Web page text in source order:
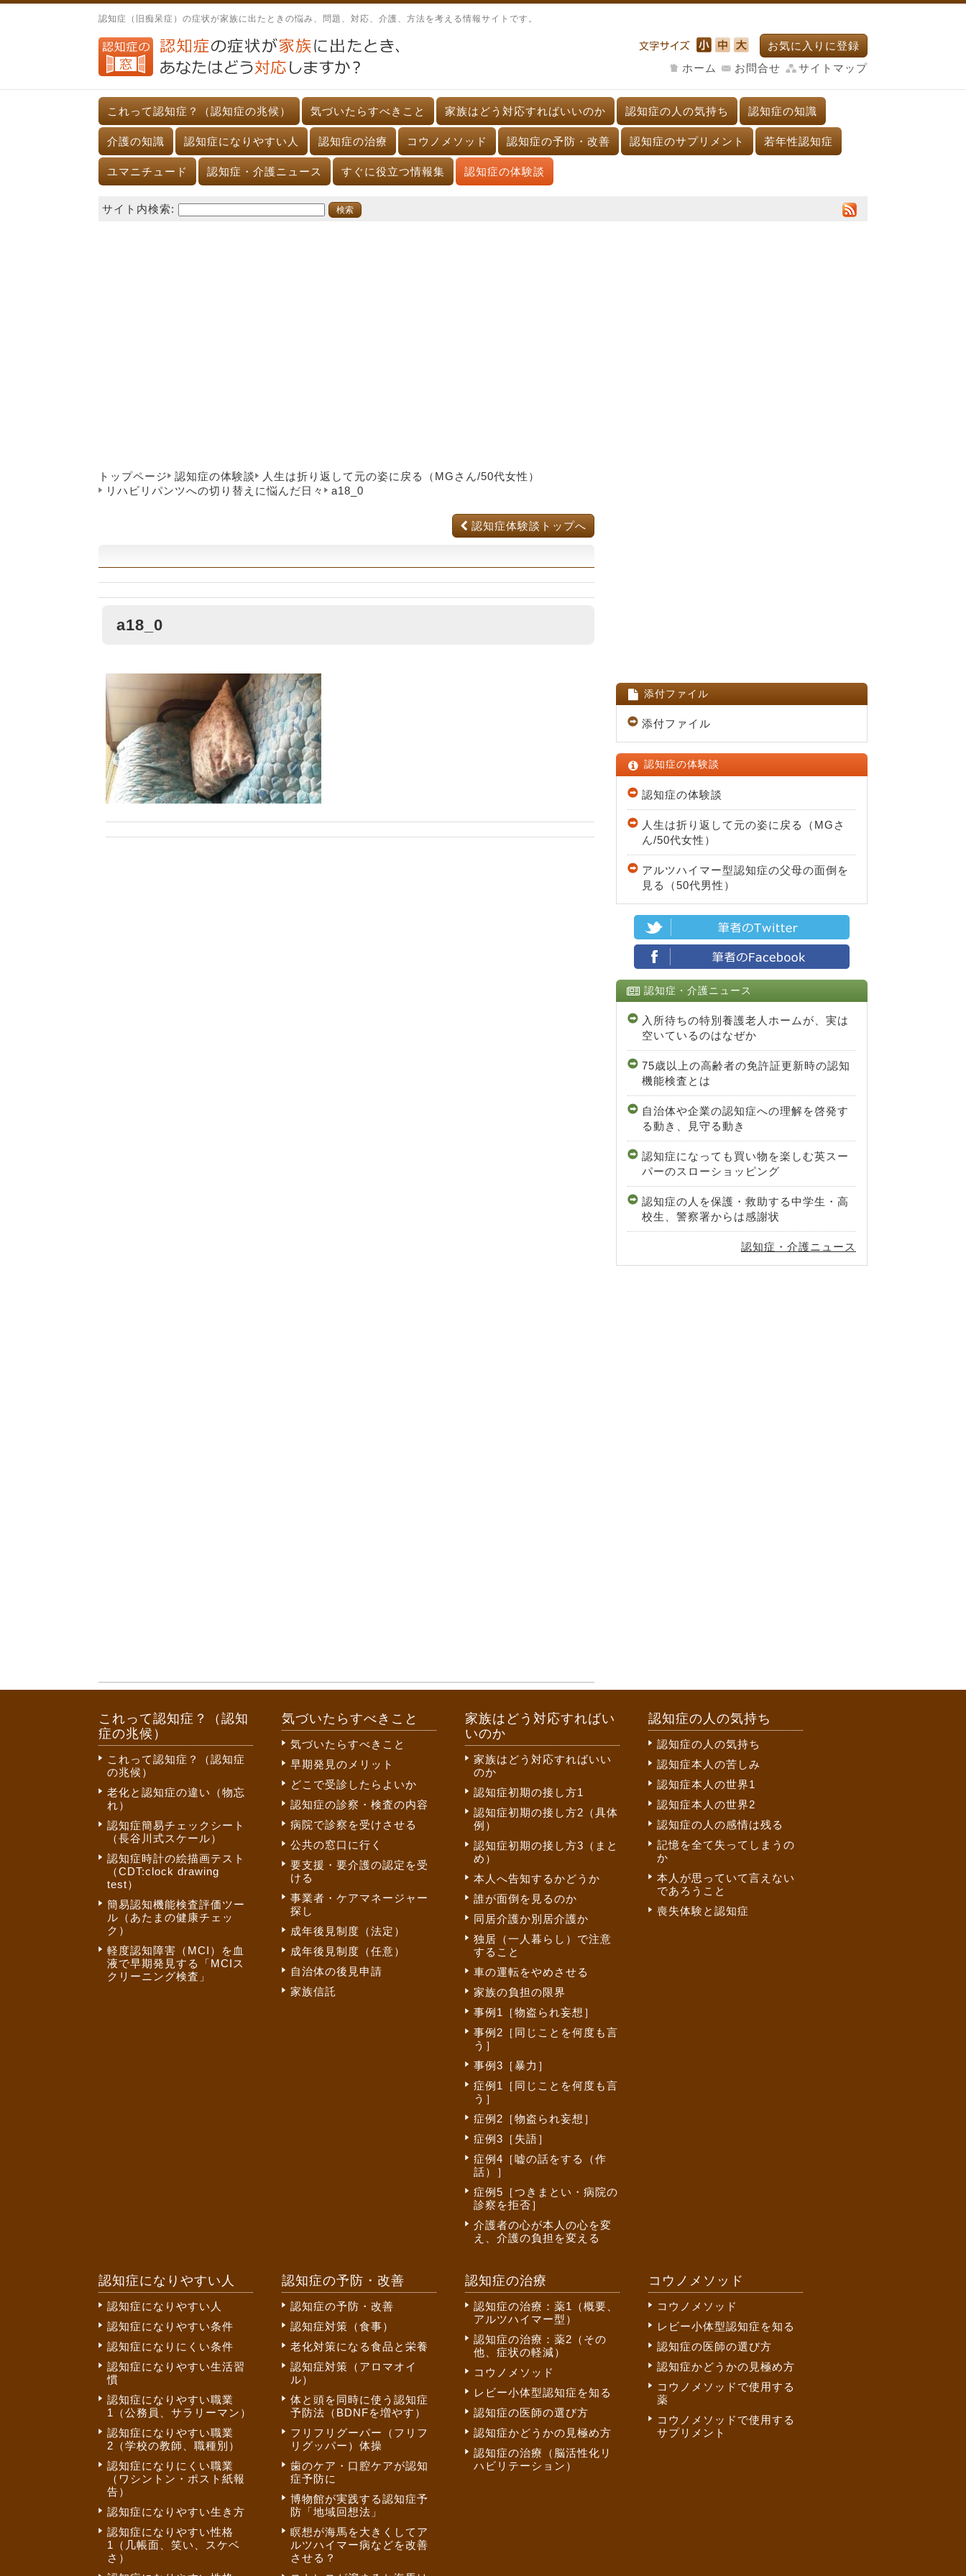
認知症（旧痴呆症）の症状が家族に出たときの悩み、問題、対応、介護、方法を考える情報サイトです。
お気に入りに登録
ホーム
お問合せ サイトマップ
これって認知症？（認知症の兆候） 気づいたらすべきこと 家族はどう対応すればいいのか 認知症の人の気持ち 認知症の知識
介護の知識 認知症になりやすい人 認知症の治療 コウノメソッド 認知症の予防・改善 認知症のサプリメント 若年性認知症
ユマニチュード 認知症・介護ニュース すぐに役立つ情報集 認知症の体験談
サイト内検索:
トップページ 認知症の体験談
人生は折り返して元の姿に戻る（MGさん/50代女性）
リハビリパンツへの切り替えに悩んだ日々
a18_0
認知症体験談トップへ
a18_0
添付ファイル
添付ファイル
認知症の体験談
認知症の体験談
人生は折り返して元の姿に戻る（MGさ
ん/50代女性）
アルツハイマー型認知症の父母の面倒を
見る（50代男性）
認知症・介護ニュース
入所待ちの特別養護老人ホームが、実は
空いているのはなぜか
75歳以上の高齢者の免許証更新時の認知
機能検査とは
自治体や企業の認知症への理解を啓発す
る動き、見守る動き
認知症になっても買い物を楽しむ英スー
パーのスローショッピング
認知症の人を保護・救助する中学生・高
校生、警察署からは感謝状
認知症・介護ニュース
これって認知症？（認知
症の兆候）
これって認知症？（認知症
の兆候）
老化と認知症の違い（物忘
れ）
認知症簡易チェックシート
（長谷川式スケール）
認知症時計の絵描画テスト
（CDT:clock drawing
test）
簡易認知機能検査評価ツー
ル（あたまの健康チェッ
ク）
軽度認知障害（MCI）を血
液で早期発見する「MCIス
クリーニング検査」
気づいたらすべきこと
気づいたらすべきこと
早期発見のメリット
どこで受診したらよいか
認知症の診察・検査の内容
病院で診察を受けさせる
公共の窓口に行く
要支援・要介護の認定を受
ける
事業者・ケアマネージャー
探し
成年後見制度（法定）
成年後見制度（任意）
自治体の後見申請
家族信託
家族はどう対応すればい
いのか
家族はどう対応すればいい
のか
認知症初期の接し方1
認知症初期の接し方2（具体
例）
認知症初期の接し方3（まと
め）
本人へ告知するかどうか
誰が面倒を見るのか
同居介護か別居介護か
独居（一人暮らし）で注意
すること
車の運転をやめさせる
家族の負担の限界
事例1［物盗られ妄想］
事例2［同じことを何度も言
う］
事例3［暴力］
症例1［同じことを何度も言
う］
症例2［物盗られ妄想］
症例3［失語］
症例4［嘘の話をする（作
話）］
症例5［つきまとい・病院の
診察を拒否］
介護者の心が本人の心を変
え、介護の負担を変える
認知症の人の気持ち
認知症の人の気持ち
認知症本人の苦しみ
認知症本人の世界1
認知症本人の世界2
認知症の人の感情は残る
記憶を全て失ってしまうの
か
本人が思っていて言えない
であろうこと
喪失体験と認知症
認知症になりやすい人
認知症になりやすい人
認知症になりやすい条件
認知症になりにくい条件
認知症になりやすい生活習
慣
認知症になりやすい職業
1（公務員、サラリーマン）
認知症になりやすい職業
2（学校の教師、職種別）
認知症になりにくい職業
（ワシントン・ポスト紙報
告）
認知症になりやすい生き方
認知症になりやすい性格
1（几帳面、笑い、スケベ
さ）
認知症の予防・改善
認知症の予防・改善
認知症対策（食事）
老化対策になる食品と栄養
認知症対策（アロマオイ
ル）
体と頭を同時に使う認知症
予防法（BDNFを増やす）
フリフリグーパー（フリフ
リグッパー）体操
歯のケア・口腔ケアが認知
症予防に
博物館が実践する認知症予
防「地域回想法」
瞑想が海馬を大きくしてア
ルツハイマー病などを改善
させる？
認知症の治療
認知症の治療：薬1（概要、
アルツハイマー型）
認知症の治療：薬2（その
他、症状の軽減）
コウノメソッド
レビー小体型認知症を知る
認知症の医師の選び方
認知症かどうかの見極め方
認知症の治療（脳活性化リ
ハビリテーション）
コウノメソッド
コウノメソッド
レビー小体型認知症を知る
認知症の医師の選び方
認知症かどうかの見極め方
コウノメソッドで使用する
薬
コウノメソッドで使用する
サプリメント